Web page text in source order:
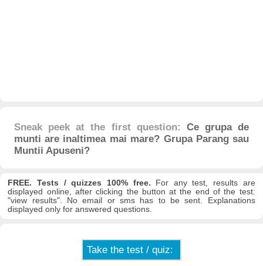
Sneak peek at the first question: Ce grupa de
munti are inaltimea mai mare? Grupa Parang sau
Muntii Apuseni?
FREE. Tests / quizzes 100% free. For any test, results are
displayed online, after clicking the button at the end of the test:
"view results". No email or sms has to be sent. Explanations
displayed only for answered questions.